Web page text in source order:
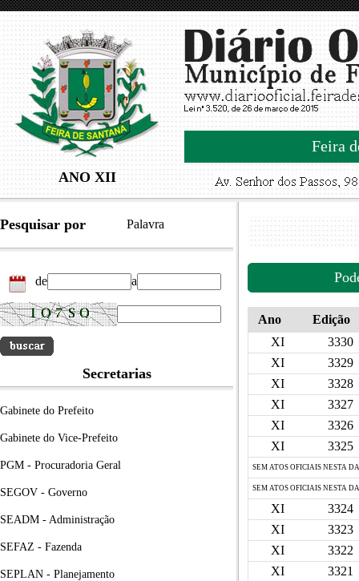
ANO XII
Feira
Pesquisar por Palavra
de a
Secretarias
Gabinete do Prefeito
Gabinete do Vice-Prefeito
PGM - Procuradoria Geral
SEGOV - Governo
SEADM - Administração
SEFAZ - Fazenda
SEPLAN - Planejamento
Ano
Edição
XI
3330
XI
3329
XI
3328
XI
3327
XI
3326
XI
3325
SEM ATOS OFICIAIS NESTA
SEM ATOS OFICIAIS NESTA
XI
3324
XI
3323
XI
3322
XI
3321